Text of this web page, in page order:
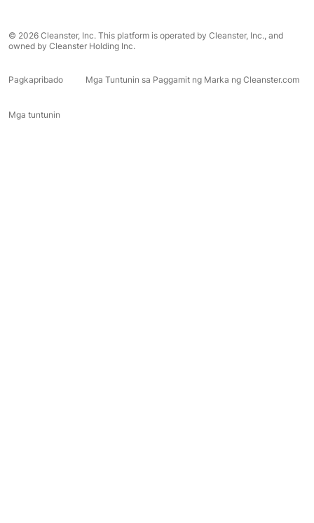
© 2026 Cleanster, Inc. This platform is operated by Cleanster, Inc., and
owned by Cleanster Holding Inc.
Pagkapribado Mga Tuntunin sa Paggamit ng Marka ng Cleanster.com
Mga tuntunin